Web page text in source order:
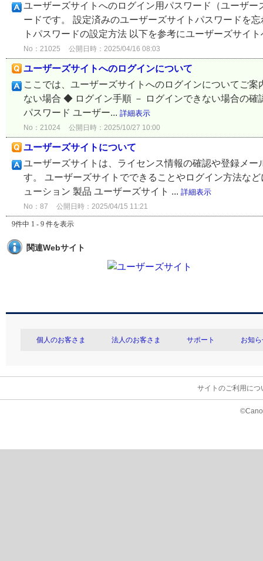
ユーザーズサイトへのログイン用パスワード（ユーザ
ードです。 設定済みのユーザーズサイトパスワードを
トパスワードの設定方法 以下を参考にユーザーズサイ
No：21025 公開日時：2025/04/16 08:03
ユーザーズサイトへのログインについて
ここでは、ユーザーズサイトへのログインについてご
ない場合 ◆ ログイン手順 － ログインできない場合の
パスワード ユーザー... 詳細表示
No：21024 公開日時：2025/10/27 10:00
ユーザーズサイトについて
ユーザーズサイトは、ライセンス情報の確認や登録メ
す。 ユーザーズサイトでできることやログイン方法な
ューション 製品 ユーザーズサイト ... 詳細表示
No：87 公開日時：2025/04/15 11:21
9件中 1 - 9 件を表示
関連Webサイト
個人のお客さま 法人のお客さま サポート お知
サイトのご利用につ